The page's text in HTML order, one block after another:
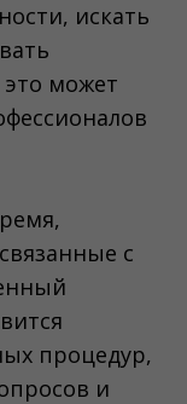
искать
может
с
процедур,
и